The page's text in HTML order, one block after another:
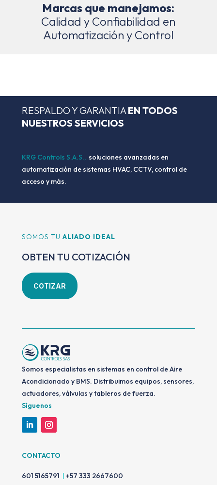
Marcas que manejamos:
Calidad y Confiabilidad en
Automatización y Control
RESPALDO Y GARANTIAEN TODOS
NUESTROS SERVICIOS
KRG Controls S.A.S., soluciones avanzadas en
automatización de sistemas HVAC, CCTV, control de
acceso y más.
SOMOS TU ALIADO IDEAL
OBTEN TU COTIZACIÓN
COTIZAR
Somos especialistas en sistemas en control de Aire
Acondicionado y BMS. Distribuimos equipos, sensores,
actuadores, válvulas y tableros de fuerza.
Síguenos
CONTACTO
601 5165791 | +57 333 2667600